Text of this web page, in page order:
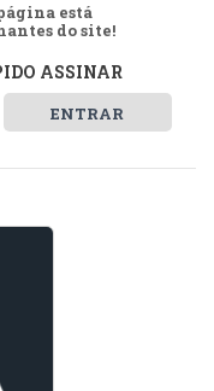
está
do site!
ASSINAR
ENTRAR